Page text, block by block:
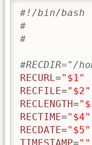
#!/bin/bash
#
#
#RECDIR="/
RECURL="$1"
RECFILE="$2"
RECLENGTH=
RECTIME="$4"
RECDATE="$5"